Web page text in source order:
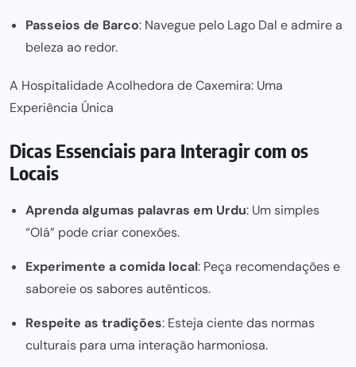
Passeios de Barco: Navegue pelo Lago Dal e admire a
beleza ao redor.
A Hospitalidade Acolhedora de Caxemira: Uma
Experiência Única
Dicas Essenciais para Interagir com os
Locais
Aprenda algumas palavras em Urdu: Um simples
“Olá” pode criar conexões.
Experimente a comida local: Peça recomendações e
saboreie os sabores autênticos.
Respeite as tradições: Esteja ciente das normas
culturais para uma interação harmoniosa.